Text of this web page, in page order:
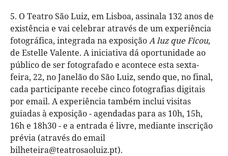
5. O Teatro São Luiz, em Lisboa, assinala 132 anos de
existência e vai celebrar através de um experiência
fotográfica, integrada na exposiçãoA luz que Ficou,
de Estelle Valente. A iniciativa dá oportunidade ao
público de ser fotografado e acontece esta sexta-
feira, 22, no Janelão do São Luiz, sendo que, no final,
cada participante recebe cinco fotografias digitais
por email. A experiência também inclui visitas
guiadas à exposição - agendadas para as 10h, 15h,
16h e 18h30 - e a entrada é livre, mediante inscrição
prévia (através do email
bilheteira@teatrosaoluiz.pt).